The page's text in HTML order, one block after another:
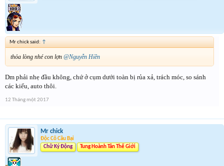
Mr chick said: ↑
thỏa lòng nhé con lợn @Nguyễn Hiền
Dm phải nhẹ đầu không, chứ ở cụm dưới toàn bị rủa xả, trách móc, so sánh
các kiểu, auto thôi.
12 Tháng một 2017
Mr chick
Độc Cô Cầu Bại
Chữ Ký Động
Tung Hoành Tân Thế Giới